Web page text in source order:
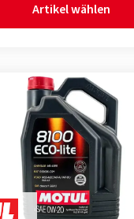
Artikel wählen